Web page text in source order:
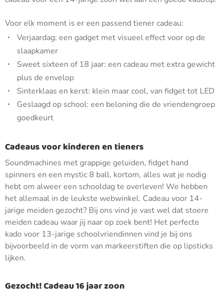
Voor elk moment is er een passend tiener cadeau:
Verjaardag: een gadget met visueel effect voor op de
slaapkamer
Sweet sixteen of 18 jaar: een cadeau met extra gewicht
plus de envelop
Sinterklaas en kerst: klein maar cool, van fidget tot LED
Geslaagd op school: een beloning die de vriendengroep
goedkeurt
Cadeaus voor kinderen en tieners
Soundmachines met grappige geluiden, fidget hand
spinners en een mystic 8 ball, kortom, alles wat je nodig
hebt om alweer een schooldag te overleven! We hebben
het allemaal in de leukste webwinkel. Cadeau voor 14-
jarige meiden gezocht? Bij ons vind je vast wel dat stoere
meiden cadeau waar jij naar op zoek bent! Het perfecte
kado voor 13-jarige schoolvriendinnen vind je bij ons
bijvoorbeeld in de vorm van markeerstiften die op lipsticks
lijken.
Gezocht! Cadeau 16 jaar zoon